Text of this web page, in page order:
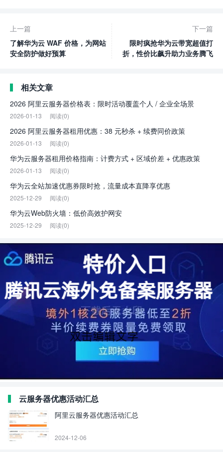
上一篇
了解华为云 WAF 价格，为网站
安全防护做好预算
下一篇
限时疯抢华为云带宽超值打
折，性价比飙升助力业务腾飞
相关文章
2026 阿里云服务器价格表：限时活动覆盖个人 / 企业全场景
2026-01-13 阅读(0)
2026 阿里云服务器租用优惠：38 元秒杀 + 续费同价政策
2026-01-13 阅读(0)
华为云服务器租用价格指南：计费方式 + 区域价差 + 优惠政策
2026-01-13 阅读(0)
华为云全站加速优惠券限时抢，流量成本直降享优惠
2025-12-29 阅读(0)
华为云Web防火墙：低价高效护网安
2025-12-29 阅读(0)
云服务器优惠活动汇总
阿里云服务器优惠活动汇总
2024-12-06